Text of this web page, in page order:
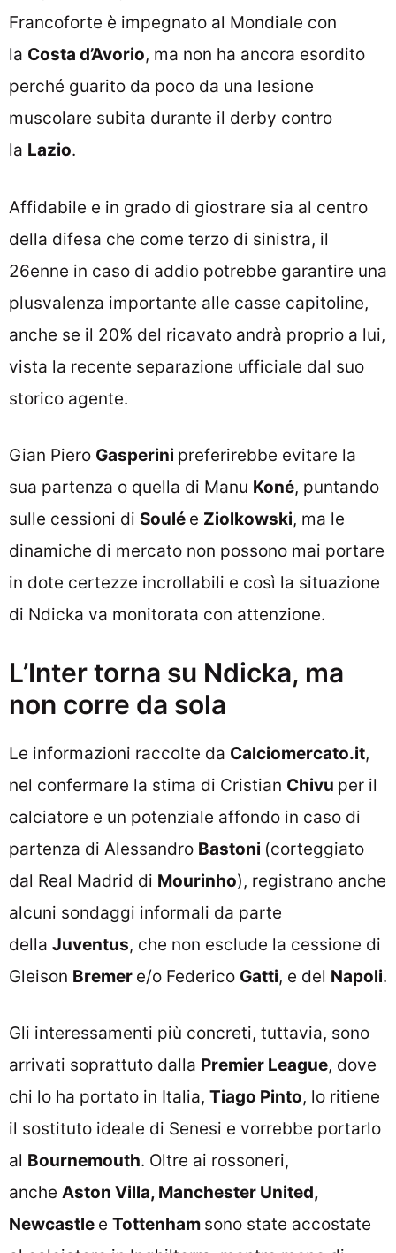
Francoforte è impegnato al Mondiale con
la Costa d’Avorio, ma non ha ancora esordito
perché guarito da poco da una lesione
muscolare subita durante il derby contro
la Lazio.
Affidabile e in grado di giostrare sia al centro
della difesa che come terzo di sinistra, il
26enne in caso di addio potrebbe garantire una
plusvalenza importante alle casse capitoline,
anche se il 20% del ricavato andrà proprio a lui,
vista la recente separazione ufficiale dal suo
storico agente.
Gian Piero Gasperini preferirebbe evitare la
sua partenza o quella di Manu Koné, puntando
sulle cessioni di Soulé e Ziolkowski, ma le
dinamiche di mercato non possono mai portare
in dote certezze incrollabili e così la situazione
di Ndicka va monitorata con attenzione.
L’Inter torna su Ndicka, ma
non corre da sola
Le informazioni raccolte da Calciomercato.it,
nel confermare la stima di Cristian Chivu per il
calciatore e un potenziale affondo in caso di
partenza di Alessandro Bastoni (corteggiato
dal Real Madrid di Mourinho), registrano anche
alcuni sondaggi informali da parte
della Juventus, che non esclude la cessione di
Gleison Bremer e/o Federico Gatti, e del Napoli.
Gli interessamenti più concreti, tuttavia, sono
arrivati soprattuto dalla Premier League, dove
chi lo ha portato in Italia, Tiago Pinto, lo ritiene
il sostituto ideale di Senesi e vorrebbe portarlo
al Bournemouth. Oltre ai rossoneri,
anche Aston Villa, Manchester United,
Newcastle e Tottenham sono state accostate